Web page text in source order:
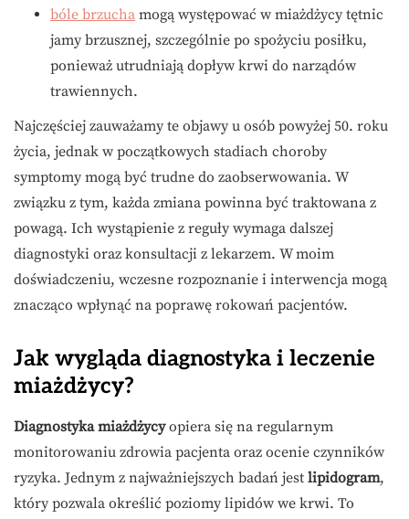
bóle brzucha mogą występować w miażdżycy tętnic
jamy brzusznej, szczególnie po spożyciu posiłku,
ponieważ utrudniają dopływ krwi do narządów
trawiennych.
Najczęściej zauważamy te objawy u osób powyżej 50. roku
życia, jednak w początkowych stadiach choroby
symptomy mogą być trudne do zaobserwowania. W
związku z tym, każda zmiana powinna być traktowana z
powagą. Ich wystąpienie z reguły wymaga dalszej
diagnostyki oraz konsultacji z lekarzem. W moim
doświadczeniu, wczesne rozpoznanie i interwencja mogą
znacząco wpłynąć na poprawę rokowań pacjentów.
Jak wygląda diagnostyka i leczenie
miażdżycy?
Diagnostyka miażdżycyopiera się na regularnym
monitorowaniu zdrowia pacjenta oraz ocenie czynników
ryzyka. Jednym z najważniejszych badań jest lipidogram,
który pozwala określić poziomy lipidów we krwi. To